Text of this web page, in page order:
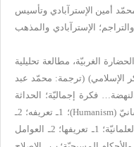
محمّد أمين الإسترآبادي وتأسيس
الإسترآبادي والمذهب
الغربيّة، مطالعة تحليلية
الإسلامي) (ترجمة: محمّد عبد
فكرة إجماليّة؛ الحداثة
(
Humanism
)؛ 1ـ تعريفه؛ 2ـ
مراحل التبلور؛ 3ـ الأفكار والنشاطات؛ ثانياً: العلمانيّة؛ 1ـ تعريفها؛ 2ـ العوامل